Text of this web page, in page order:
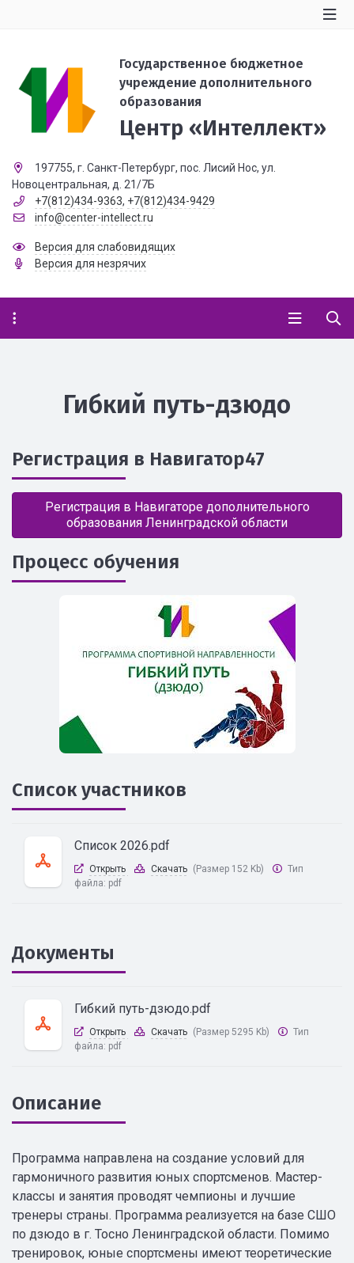
Государственное бюджетное
учреждение дополнительного
образования
Центр «Интеллект»
197755, г. Санкт-Петербург, пос. Лисий Нос, ул.
Новоцентральная, д. 21/7Б
+7(812)434-9363, +7(812)434-9429
info@center-intellect.ru
Версия для слабовидящих
Версия для незрячих
Гибкий путь-дзюдо
Регистрация в Навигатор47
Регистрация в Навигаторе дополнительного
образования Ленинградской области
Процесс обучения
Список участников
Список 2026.pdf
Открыть Скачать (Размер 152 Kb)
Тип
файла: pdf
Документы
Гибкий путь-дзюдо.pdf
Открыть Скачать (Размер 5295 Kb)
Тип
файла: pdf
Описание
Программа направлена на создание условий для
гармоничного развития юных спортсменов. Мастер-
классы и занятия проводят чемпионы и лучшие
тренеры страны. Программа реализуется на базе СШО
по дзюдо в г. Тосно Ленинградской области. Помимо
тренировок, юные спортсмены имеют теоретические